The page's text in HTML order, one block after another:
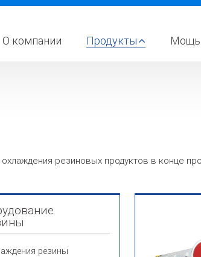
О компании Продукты Мощь
резиновых продуктов в конце
резины